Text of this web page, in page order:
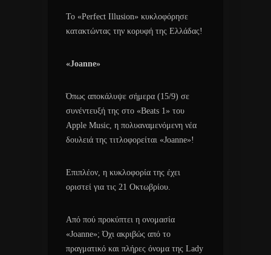
Το «Perfect Illusion» κυκλοφόρησε
κατακτώντας την κορυφή της Ελλάδας!
«Joanne»
Όπως αποκάλυψε σήμερα (15/9) σε
συνέντευξή της στο «Beats 1» του
Apple Music, η πολυαναμενόμενη νέα
δουλειά της τιτλοφορείται «Joanne»!
Επιπλέον, η κυκλοφορία της έχει
οριστεί για τις 21 Οκτωβρίου.
Από πού προκύπτει η ονομασία
«Joanne»; Όχι ακριβώς από το
πραγματικό και πλήρες όνομα της Lady